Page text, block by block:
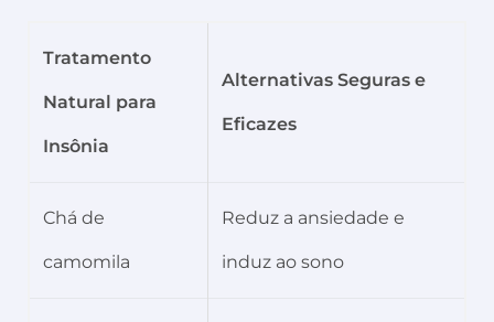
Tratamento
Natural para
Insônia
Alternativas Seguras e
Eficazes
Chá de
camomila
Reduz a ansiedade e
induz ao sono